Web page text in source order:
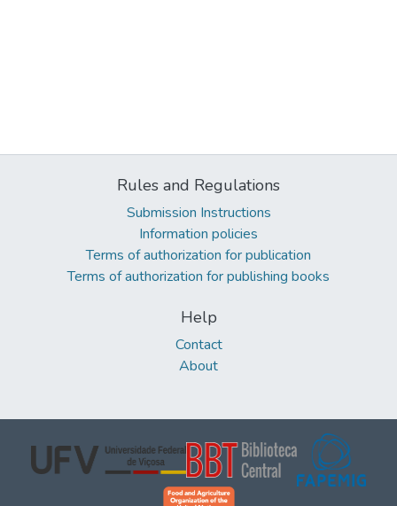
Rules and Regulations
Submission Instructions
Information policies
Terms of authorization for publication
Terms of authorization for publishing books
Help
Contact
About